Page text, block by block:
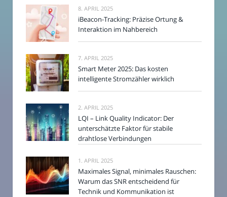
8. APRIL 2025
iBeacon-Tracking: Präzise Ortung &
Interaktion im Nahbereich
7. APRIL 2025
Smart Meter 2025: Das kosten
intelligente Stromzähler wirklich
2. APRIL 2025
LQI – Link Quality Indicator: Der
unterschätzte Faktor für stabile
drahtlose Verbindungen
1. APRIL 2025
Maximales Signal, minimales Rauschen:
Warum das SNR entscheidend für
Technik und Kommunikation ist